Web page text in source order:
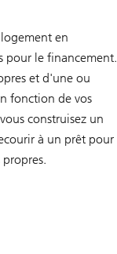
en
pour le financement.
et d'une ou
fonction de vos
construisez un
à un prêt pour